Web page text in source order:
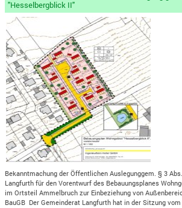
"Hesselbergblick II"
Bekanntmachung der Öffentlichen Auslegunggem. § 3
Langfurth für den Vorentwurf des Bebauungsplanes
im Ortsteil Ammelbruch zur Einbeziehung von
BauGB Der Gemeinderat Langfurth hat in der Sitzung